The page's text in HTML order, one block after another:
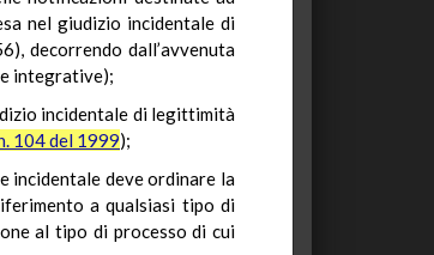
nel giudizio incidentale di
decorrendo dall’avvenuta
integrative);
incidentale di legittimità
104 del 1999);
incidentale deve ordinare la
a qualsiasi tipo di
al tipo di processo di cui